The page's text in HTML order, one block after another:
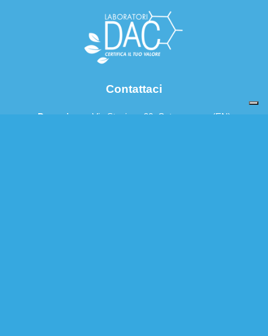
Contattaci
Dove siamo: Via Stazione 20, Catenanuova (EN)